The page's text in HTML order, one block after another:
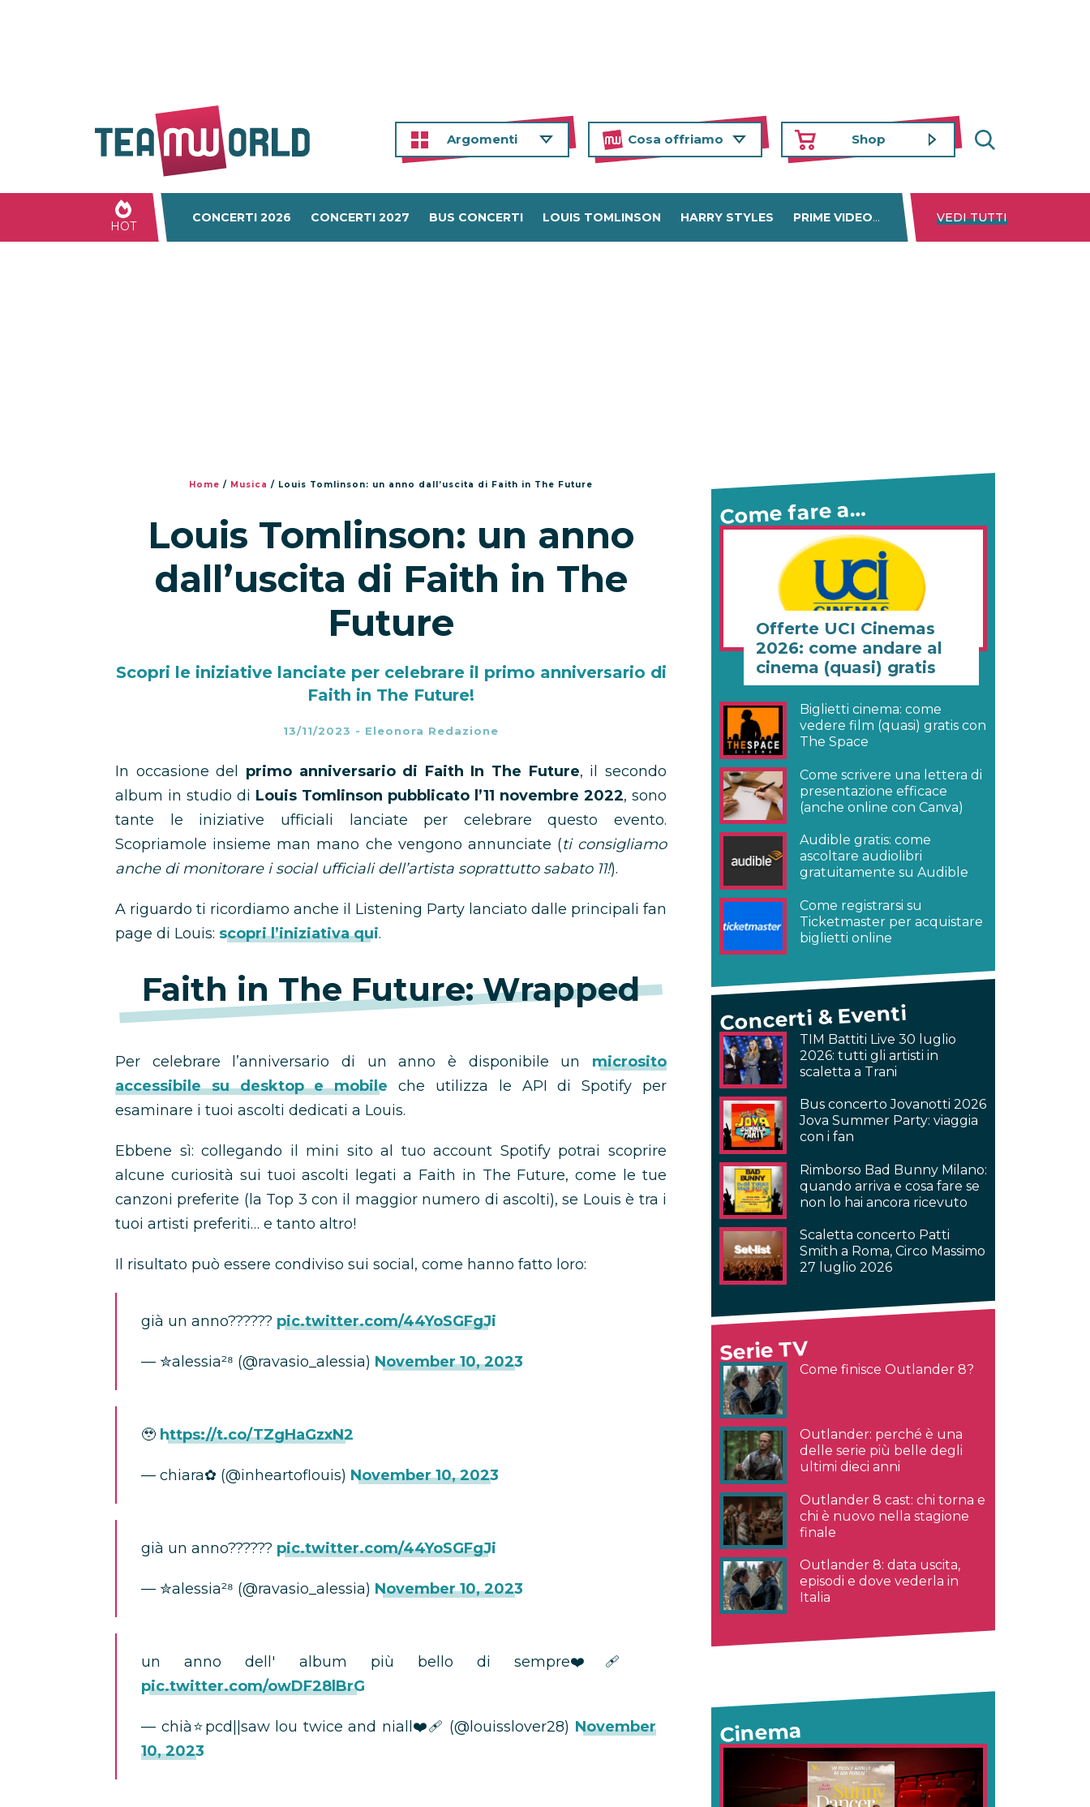
Argomenti Cosa offriamo Shop
HOT
CONCERTI 2026 CONCERTI 2027 BUS CONCERTI LOUIS TOMLINSON HARRY STYLES PRIME VIDEO DISNEY+ NETFLIX
VEDI TUTTI
Home / Musica / Louis Tomlinson: un anno dall’uscita di Faith in The Future
Louis Tomlinson: un anno
dall’uscita di Faith in The
Future
Scopri le iniziative lanciate per celebrare il primo anniversario di
Faith in The Future!
13/11/2023 - Eleonora Redazione
In occasione del primo anniversario di Faith In The Future, il secondo
album in studio di Louis Tomlinson pubblicato l’11 novembre 2022, sono
tante le iniziative ufficiali lanciate per celebrare questo evento.
Scopriamole insieme man mano che vengono annunciate (ti consigliamo
anche di monitorare i social ufficiali dell’artista soprattutto sabato 11!).
A riguardo ti ricordiamo anche il Listening Party lanciato dalle principali fan
page di Louis: scopri l’iniziativa qui.
Faith in The Future: Wrapped
Per celebrare l’anniversario di un anno è disponibile un microsito
accessibile su desktop e mobile che utilizza le API di Spotify per
esaminare i tuoi ascolti dedicati a Louis.
Ebbene sì: collegando il mini sito al tuo account Spotify potrai scoprire
alcune curiosità sui tuoi ascolti legati a Faith in The Future, come le tue
canzoni preferite (la Top 3 con il maggior numero di ascolti), se Louis è tra i
tuoi artisti preferiti… e tanto altro!
Il risultato può essere condiviso sui social, come hanno fatto loro:
già un anno?????? pic.twitter.com/44YoSGFgJi
— ✮alessia²⁸ (@ravasio_alessia) November 10, 2023
🥹 https://t.co/TZgHaGzxN2
— chiara✿ (@inheartoflouis) November 10, 2023
già un anno?????? pic.twitter.com/44YoSGFgJi
— ✮alessia²⁸ (@ravasio_alessia) November 10, 2023
un anno dell' album più bello di sempre❤️‍🩹
pic.twitter.com/owDF28lBrG
— chià⭐pcd||saw lou twice and niall❤️‍🩹 (@louisslover28) November
10, 2023
Come fare a…
Offerte UCI Cinemas
2026: come andare al
cinema (quasi) gratis
Biglietti cinema: come
vedere film (quasi) gratis con
The Space
Come scrivere una lettera di
presentazione efficace
(anche online con Canva)
Audible gratis: come
ascoltare audiolibri
gratuitamente su Audible
Come registrarsi su
Ticketmaster per acquistare
biglietti online
Concerti & Eventi
TIM Battiti Live 30 luglio
2026: tutti gli artisti in
scaletta a Trani
Bus concerto Jovanotti 2026
Jova Summer Party: viaggia
con i fan
Rimborso Bad Bunny Milano:
quando arriva e cosa fare se
non lo hai ancora ricevuto
Scaletta concerto Patti
Smith a Roma, Circo Massimo
27 luglio 2026
Serie TV
Come finisce Outlander 8?
Outlander: perché è una
delle serie più belle degli
ultimi dieci anni
Outlander 8 cast: chi torna e
chi è nuovo nella stagione
finale
Outlander 8: data uscita,
episodi e dove vederla in
Italia
Cinema